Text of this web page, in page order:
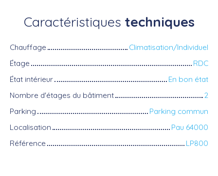
Caractéristiques techniques
Chauffage
Climatisation/Individuel
Étage
RDC
État intérieur
En bon état
Nombre d'étages du bâtiment
2
Parking
Parking commun
Localisation
Pau 64000
Référence
LP800